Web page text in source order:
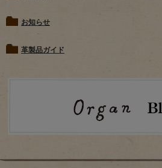
お知らせ
革製品ガイド